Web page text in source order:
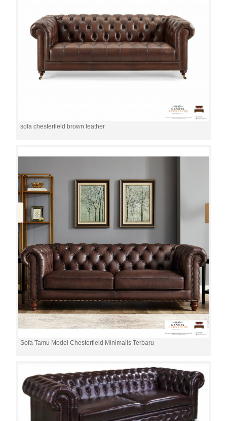
sofa chesterfield brown leather
Sofa Tamu Model Chesterfield Minimalis Terbaru